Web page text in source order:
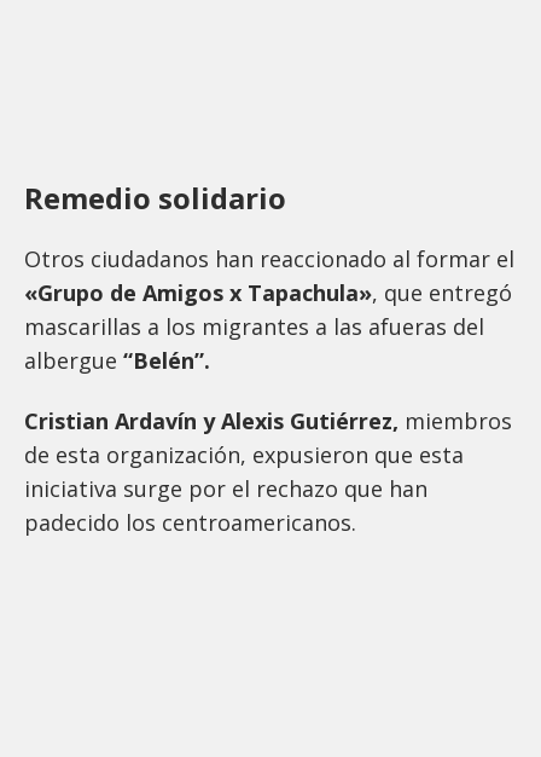
Remedio solidario
Otros ciudadanos han reaccionado al formar el
«Grupo de Amigos x Tapachula», que entregó
mascarillas a los migrantes a las afueras del
albergue “Belén”.
Cristian Ardavín y Alexis Gutiérrez, miembros
de esta organización, expusieron que esta
iniciativa surge por el rechazo que han
padecido los centroamericanos.